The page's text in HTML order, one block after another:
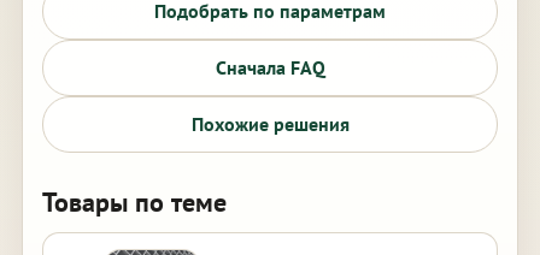
Подобрать по параметрам
Сначала FAQ
Похожие решения
Товары по теме